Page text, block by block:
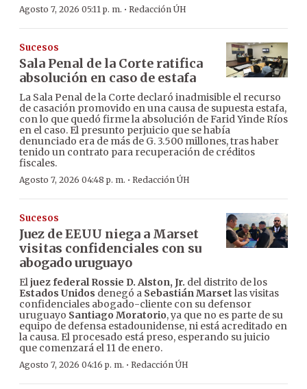
Agosto 7, 2026 05:11 p. m. · Redacción ÚH
Sucesos
Sala Penal de la Corte ratifica
absolución en caso de estafa
La Sala Penal de la Corte declaró inadmisible el recurso
de casación promovido en una causa de supuesta estafa,
con lo que quedó firme la absolución de Farid Yinde Ríos
en el caso. El presunto perjuicio que se había
denunciado era de más de G. 3.500 millones, tras haber
tenido un contrato para recuperación de créditos
fiscales.
Agosto 7, 2026 04:48 p. m. · Redacción ÚH
Sucesos
Juez de EEUU niega a Marset
visitas confidenciales con su
abogado uruguayo
Eljuez federal Rossie D. Alston, Jr. del distrito de los
Estados Unidos denegó a Sebastián Marset las visitas
confidenciales abogado-cliente con su defensor
uruguayo Santiago Moratorio, ya que no es parte de su
equipo de defensa estadounidense, ni está acreditado en
la causa. El procesado está preso, esperando su juicio
que comenzará el 11 de enero.
Agosto 7, 2026 04:16 p. m. · Redacción ÚH